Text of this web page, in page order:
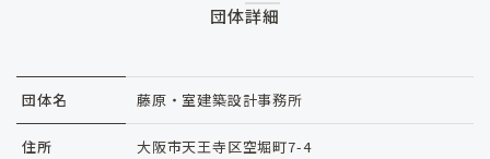
団体詳細
団体名 藤原・室建築設計事務所
住所 大阪市天王寺区空堀町7-4